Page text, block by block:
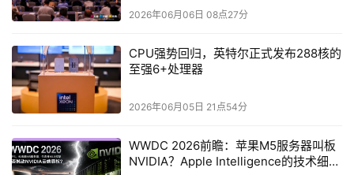
为核心的分布式KV存储系统，核心定位为AI推理场景的专
用上下文存储层，精准契合英伟达 CMX 架构对 G3.5 层的
技术定位与能力要求，可直接作为GPU HBM的透明延伸，
实现KV Cache的高效、弹性、低成本存储与管理。不同于
传统存储方案对通用架构的适配改造，WQS从设计之初就
深度贴合KV Cache的技术特性，构建了AI原生KV接口与
2026年06月06日 08点27分
CPU强势回归，英特尔正式发布288核的
至强6+处理器
2026年06月05日 21点54分
WWDC 2026前瞻：苹果M5服务器叫板
NVIDIA？Apple Intelligence的技术细节